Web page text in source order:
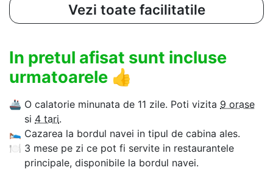
Vezi toate facilitatile
In pretul afisat sunt incluse
urmatoarele 👍
🚢 O calatorie minunata de 11 zile. Poti vizita 9 orase
si 4 tari.
🛌 Cazarea la bordul navei in tipul de cabina ales.
🍽 3 mese pe zi ce pot fi servite in restaurantele
principale, disponibile la bordul navei.